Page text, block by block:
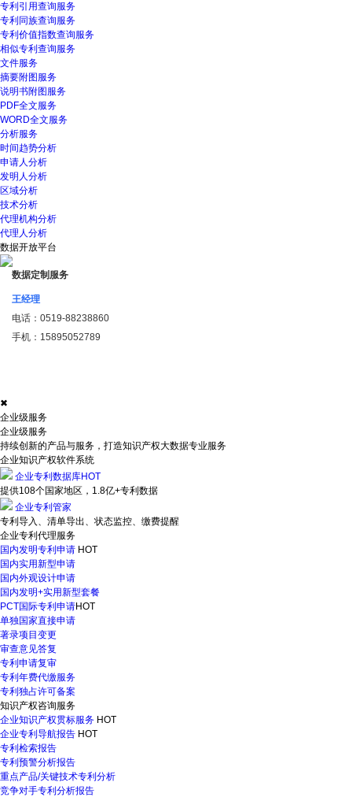
专利引用查询服务
专利同族查询服务
专利价值指数查询服务
相似专利查询服务
文件服务
摘要附图服务
说明书附图服务
PDF全文服务
WORD全文服务
分析服务
时间趋势分析
申请人分析
发明人分析
区域分析
技术分析
代理机构分析
代理人分析
数据开放平台
数据定制服务
王经理
电话： 0519-88238860
手机： 15895052789
✖
企业级服务
企业级服务
持续创新的产品与服务，打造知识产权大数据专业服务
企业知识产权软件系统
企业专利数据库HOT
提供108个国家地区，1.8亿+专利数据
企业专利管家
专利导入、清单导出、状态监控、缴费提醒
企业专利代理服务
国内发明专利申请 HOT
国内实用新型申请
国内外观设计申请
国内发明+实用新型套餐
PCT国际专利申请HOT
单独国家直接申请
著录项目变更
审查意见答复
专利申请复审
专利年费代缴服务
专利独占许可备案
知识产权咨询服务
企业知识产权贯标服务 HOT
企业专利导航报告 HOT
专利检索报告
专利预警分析报告
重点产品/关键技术专利分析
竞争对手专利分析报告